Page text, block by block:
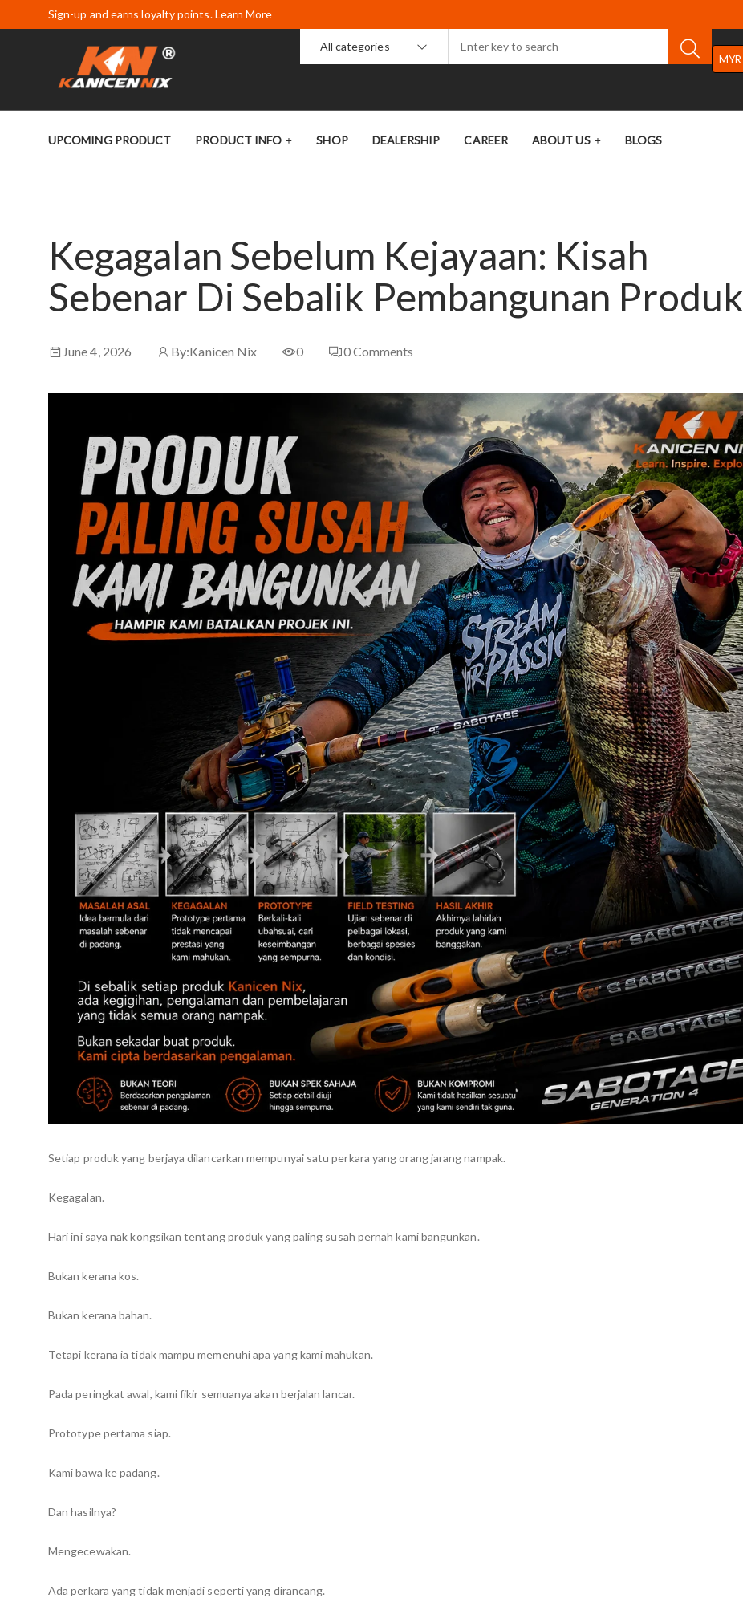
Sign-up and earns loyalty points. Learn More
All categories
MYR
UPCOMING PRODUCT PRODUCT INFO SHOP DEALERSHIP CAREER ABOUT US BLOGS
Kegagalan Sebelum Kejayaan: Kisah
Sebenar Di Sebalik Pembangunan Produk
June 4, 2026 By:Kanicen Nix 0 0Comments
Setiap produk yang berjaya dilancarkan mempunyai satu perkara yang orang jarang nampak.
Kegagalan.
Hari ini saya nak kongsikan tentang produk yang paling susah pernah kami bangunkan.
Bukan kerana kos.
Bukan kerana bahan.
Tetapi kerana ia tidak mampu memenuhi apa yang kami mahukan.
Pada peringkat awal, kami fikir semuanya akan berjalan lancar.
Prototype pertama siap.
Kami bawa ke padang.
Dan hasilnya?
Mengecewakan.
Ada perkara yang tidak menjadi seperti yang dirancang.